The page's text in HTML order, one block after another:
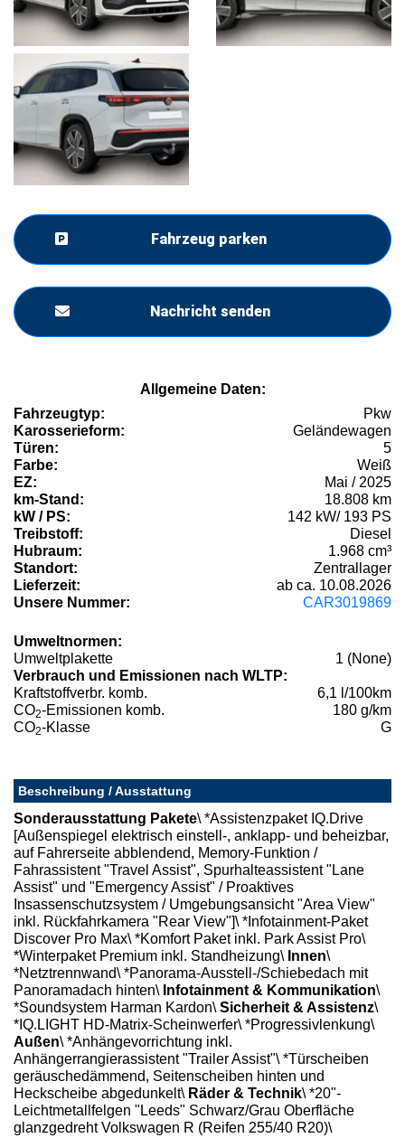
Fahrzeug parken
Nachricht senden
Allgemeine Daten:
Fahrzeugtyp:
Pkw
Karosserieform:
Geländewagen
Türen:
5
Farbe:
Weiß
EZ:
Mai / 2025
km-Stand:
18.808 km
kW / PS:
142 kW/ 193 PS
Treibstoff:
Diesel
Hubraum:
1.968 cm³
Standort:
Zentrallager
Lieferzeit:
ab ca. 10.08.2026
Unsere Nummer:
CAR3019869
Umweltnormen:
Umweltplakette
1 (None)
Verbrauch und Emissionen nach WLTP:
Kraftstoffverbr. komb.
6,1 l/100km
CO2-Emissionen komb.
180 g/km
CO2-Klasse G
Beschreibung / Ausstattung
Sonderausstattung Pakete\ *Assistenzpaket IQ.Drive
[Außenspiegel elektrisch einstell-, anklapp- und beheizbar,
auf Fahrerseite abblendend, Memory-Funktion /
Fahrassistent "Travel Assist", Spurhalteassistent "Lane
Assist" und "Emergency Assist" / Proaktives
Insassenschutzsystem / Umgebungsansicht "Area View"
inkl. Rückfahrkamera "Rear View"]\ *Infotainment-Paket
Discover Pro Max\ *Komfort Paket inkl. Park Assist Pro\
*Winterpaket Premium inkl. Standheizung\ Innen\
*Netztrennwand\ *Panorama-Ausstell-/Schiebedach mit
Panoramadach hinten\ Infotainment & Kommunikation\
*Soundsystem Harman Kardon\ Sicherheit & Assistenz\
*IQ.LIGHT HD-Matrix-Scheinwerfer\ *Progressivlenkung\
Außen\ *Anhängevorrichtung inkl.
Anhängerrangierassistent "Trailer Assist"\ *Türscheiben
geräuschedämmend, Seitenscheiben hinten und
Heckscheibe abgedunkelt\ Räder & Technik\ *20"-
Leichtmetallfelgen "Leeds" Schwarz/Grau Oberfläche
glanzgedreht Volkswagen R (Reifen 255/40 R20)\